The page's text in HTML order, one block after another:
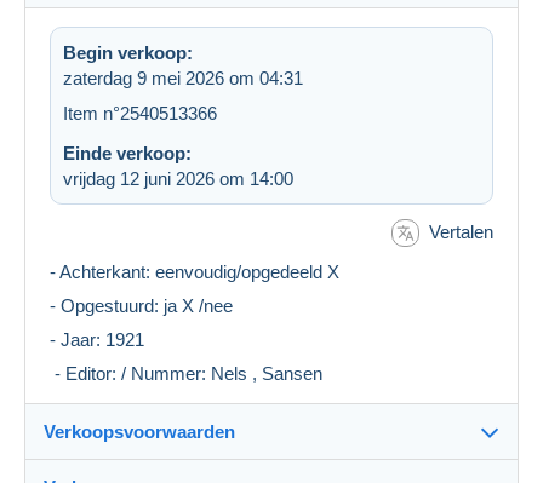
Begin verkoop:
zaterdag 9 mei 2026 om 04:31
Item n°2540513366
Einde verkoop:
vrijdag 12 juni 2026 om 14:00
Vertalen
- Achterkant: eenvoudig/opgedeeld X
- Opgestuurd: ja X /nee
- Jaar: 1921
- Editor: / Nummer: Nels , Sansen
Verkoopsvoorwaarden